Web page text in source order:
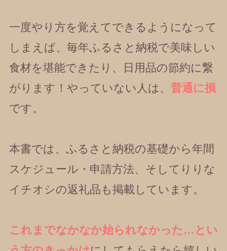
一度やり方を覚えてできるようになって
しまえば、毎年ふるさと納税で美味しい
食材を堪能できたり、日用品の節約に繋
がります！やっていない人は、 普通に損
です。
本書では、ふるさと納税の基礎から年間
スケジュール・申請方法、そしてりりな
イチオシの返礼品も掲載しています。
これまでなかなか始られなかった…とい